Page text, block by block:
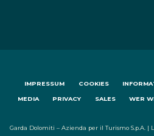
IMPRESSUM COOKIES
MEDIA PRIVACY SALES WER
Garda Dolomiti – Azienda per il Turismo S.p.A. |